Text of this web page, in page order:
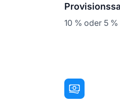
10 % oder 5 %